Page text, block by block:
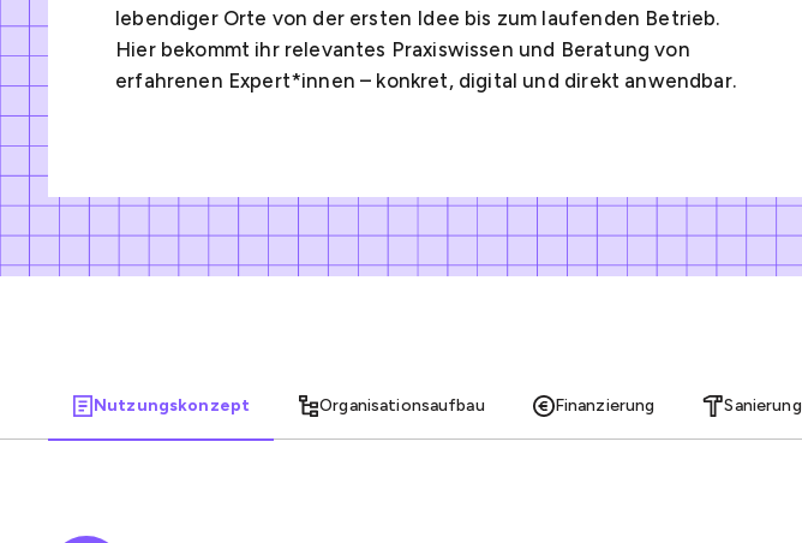
lebendiger Orte von der ersten Idee bis zum laufenden Betrieb.
Hier bekommt ihr relevantes Praxiswissen und Beratung von
erfahrenen Expert*innen – konkret, digital und direkt anwendbar.
Nutzungskonzept Organisationsaufbau Finanzierung Sanierung